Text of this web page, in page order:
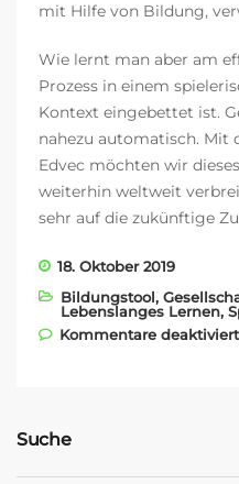
mit Hilfe von Bildung,
Wie lernt man aber am
Prozess in einem
Kontext eingebettet ist.
nahezu automatisch. Mit
Edvec möchten wir
weiterhin weltweit
sehr auf die zukünftige
18. Oktober 2019
Bildungstool,
Lebenslanges Lernen,
Kommentare deaktiviert
Suche